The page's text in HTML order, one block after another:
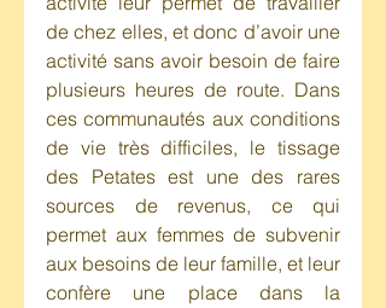
de chez elles, et donc d’avoir une
activité sans avoir besoin de faire
plusieurs heures de route. Dans
ces communautés aux conditions
de vie très difficiles, le tissage
des Petates est une des rares
sources de revenus, ce qui
permet aux femmes de subvenir
aux besoins de leur famille, et leur
confère une place dans la